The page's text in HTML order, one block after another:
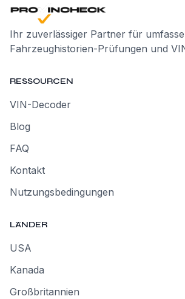
Ihr zuverlässiger Partner für
Fahrzeughistorien-Prüfungen und
RESSOURCEN
VIN-Decoder
Blog
FAQ
Kontakt
Nutzungsbedingungen
LÄNDER
USA
Kanada
Großbritannien